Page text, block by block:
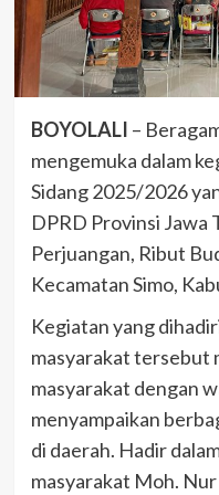
BOYOLALI –
mengemuka dalam
Sidang 2025/2026
DPRD Provinsi Jawa
Perjuangan, Ribut
Kecamatan Simo,
Kegiatan yang
masyarakat tersebut
masyarakat dengan
menyampaikan
di daerah. Hadir
masyarakat Moh.